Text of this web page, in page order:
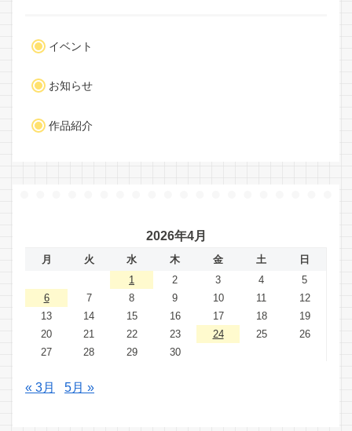
イベント
お知らせ
作品紹介
2026年4月
月 火 水 木 金 土
日
1
2 3 4
5
6
7 8 9 10 11
12
13
14 15 16 17 18
19
20
21 22 23 24 25
26
27
28 29 30
« 3月 5月 »